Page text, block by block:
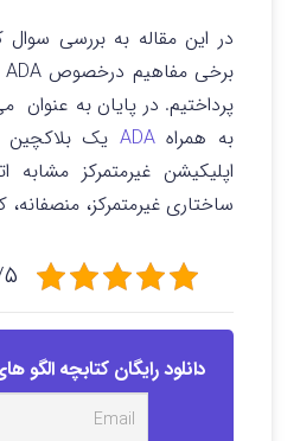
در این مقاله به بررسی
پرداختیم. در پایان به عنوان
به همراهADA یک بلاکچین
اپلیکیشن غیرمتمرکز مشابه
ساختاری غیرمتمرکز،
۵/۵ -
دانلود رایگان کتابچه الگو